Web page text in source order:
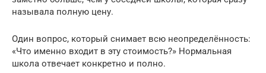
называла полную цену.
Один вопрос, который снимает всю неопределённость:
«Что именно входит в эту стоимость?» Нормальная
школа отвечает конкретно и полно.